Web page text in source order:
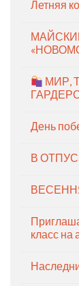
Летняя
МИР,
День
В
класс на